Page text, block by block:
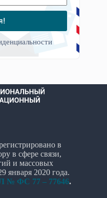
в
в сфере связи,
и массовых
января 2020 года.
№ ФС 77 – 77646.